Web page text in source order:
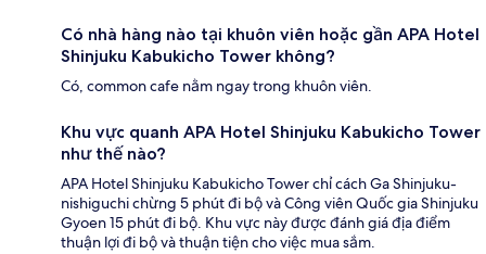
Có nhà hàng nào tại khuôn viên hoặc gần APA Hotel
Shinjuku Kabukicho Tower không?
Có, common cafe nằm ngay trong khuôn viên.
Khu vực quanh APA Hotel Shinjuku Kabukicho Tower
như thế nào?
APA Hotel Shinjuku Kabukicho Tower chỉ cách Ga Shinjuku-
nishiguchi chừng 5 phút đi bộ và Công viên Quốc gia Shinjuku
Gyoen 15 phút đi bộ. Khu vực này được đánh giá địa điểm
thuận lợi đi bộ và thuận tiện cho việc mua sắm.